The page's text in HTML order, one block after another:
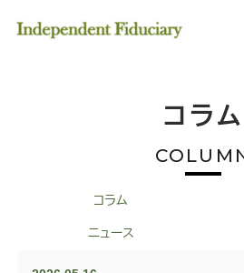
コラム
コラム
ニュース